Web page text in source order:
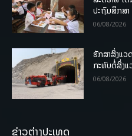
ປະຖົມສຶກສາ
06/08/2026
ຮັກສາສິ່ງແ
ກະທົບຕໍ່ສິ່ງ
06/08/2026
ຂ່າວຕ່າງປະເທດ